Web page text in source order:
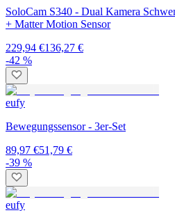
SoloCam S340 - Dual Kamera
+ Matter Motion Sensor
229,94 €136,27 €
-42 %
eufy
Bewegungssensor - 3er-Set
89,97 €51,79 €
-39 %
eufy